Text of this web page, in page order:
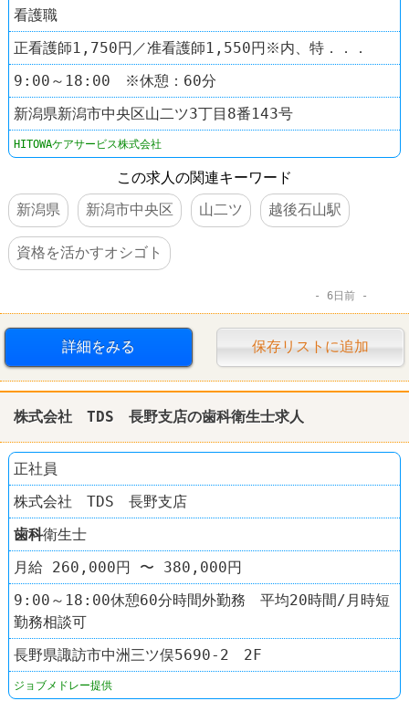
看護職
正看護師1,750円／准看護師1,550円※内、特．．．
9:00～18:00 ※休憩：60分
新潟県新潟市中央区山二ツ3丁目8番143号
HITOWAケアサービス株式会社
この求人の関連キーワード
新潟県
新潟市中央区 山二ツ 越後石山駅
資格を活かすオシゴト
6日前
詳細をみる 保存リストに追加
株式会社 TDS 長野支店の歯科衛生士求人
正社員
株式会社 TDS 長野支店
歯科衛生士
月給 260,000円 〜 380,000円
9:00～18:00休憩60分時間外勤務 平均20時間/月時短
勤務相談可
長野県諏訪市中洲三ツ俣5690-2 2F
ジョブメドレー提供